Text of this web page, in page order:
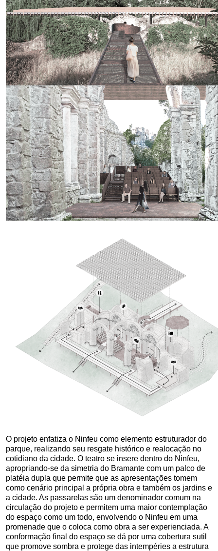
O projeto enfatiza o Ninfeu como elemento estruturador do
parque, realizando seu resgate histórico e realocação no
cotidiano da cidade. O teatro se insere dentro do Ninfeu,
apropriando-se da simetria do Bramante com um palco de
platéia dupla que permite que as apresentações tomem
como cenário principal a própria obra e também os jardins e
a cidade. As passarelas são um denominador comum na
circulação do projeto e permitem uma maior contemplação
do espaço como um todo, envolvendo o Ninfeu em uma
promenade que o coloca como obra a ser experienciada. A
conformação final do espaço se dá por uma cobertura sutil
que promove sombra e protege das intempéries a estrutura